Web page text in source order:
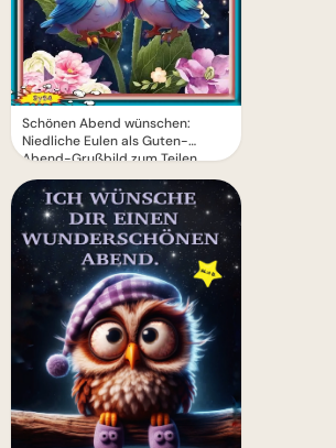
Schönen Abend wünschen:
Niedliche Eulen als Guten-
Abend-Grußbild zum Teilen